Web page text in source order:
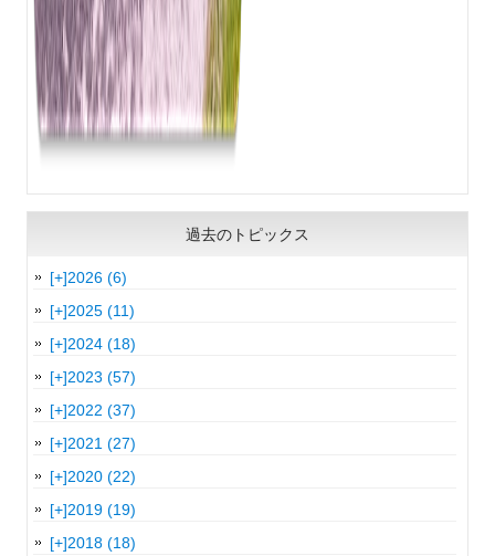
過去のトピックス
[+]2026 (6)
[+]2025 (11)
[+]2024 (18)
[+]2023 (57)
[+]2022 (37)
[+]2021 (27)
[+]2020 (22)
[+]2019 (19)
[+]2018 (18)